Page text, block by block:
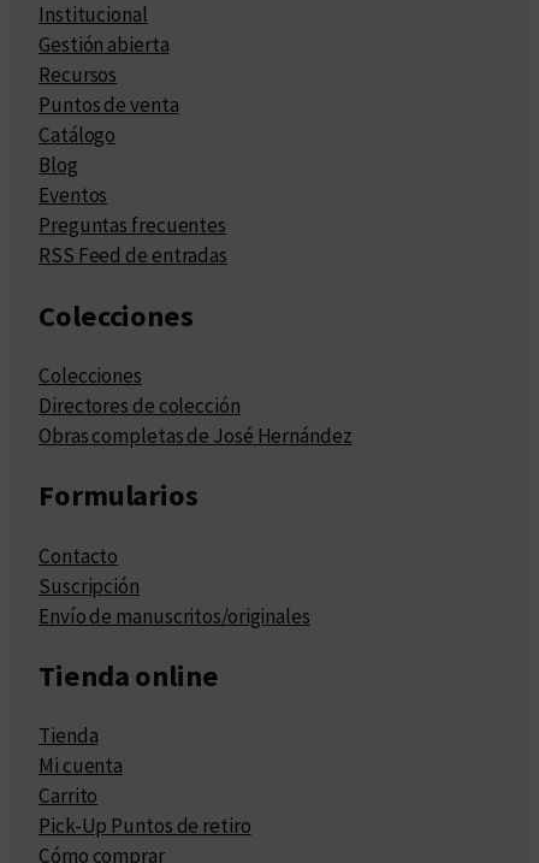
Institucional
Gestión abierta
Recursos
Puntos de venta
Catálogo
Blog
Eventos
Preguntas frecuentes
RSS Feed de entradas
Colecciones
Colecciones
Directores de colección
Obras completas de José Hernández
Formularios
Contacto
Suscripción
Envío de manuscritos/originales
Tienda online
Tienda
Mi cuenta
Carrito
Pick-Up Puntos de retiro
Cómo comprar